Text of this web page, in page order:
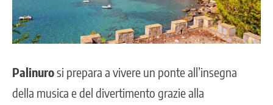
Palinurosi prepara a vivere un ponte all’insegna
della musica e del divertimento grazie alla